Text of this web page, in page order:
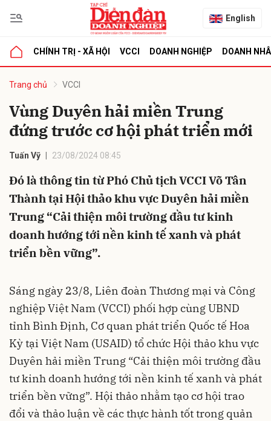
English
CHÍNH TRỊ - XÃ HỘI VCCI DOANH NGHIỆP DOANH
Trang chủ VCCI
Vùng Duyên hải miền Trung
đứng trước cơ hội phát triển mới
Tuấn Vỹ 23/08/2024 08:45
Đó là thông tin từ Phó Chủ tịch VCCI Võ Tân
Thành tại Hội thảo khu vực Duyên hải miền
Trung “Cải thiện môi trường đầu tư kinh
doanh hướng tới nền kinh tế xanh và phát
triển bền vững”.
Sáng ngày 23/8, Liên đoàn Thương mại và Công
nghiệp Việt Nam (VCCI) phối hợp cùng UBND
tỉnh Bình Định, Cơ quan phát triển Quốc tế Hoa
Kỳ tại Việt Nam (USAID) tổ chức Hội thảo khu vực
Duyên hải miền Trung “Cải thiện môi trường đầu
tư kinh doanh hướng tới nền kinh tế xanh và phát
triển bền vững”. Hội thảo nhằm tạo cơ hội trao
đổi và thảo luận về các thực hành tốt trong quản
luận
Hủy